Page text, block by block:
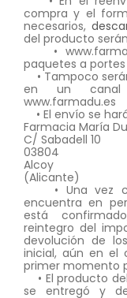
compra y el
necesarios,
del producto
•
paquetes a portes
• Tampoco
en un canal
www.farmadu.es
• El envío se
Farmacia María
C/ Sabadell 10
03804
Alcoy
(Alicante)
• Una vez
encuentra en
está
reintegro del
devolución de
inicial, aún en el
primer momento
• El producto
se entregó y